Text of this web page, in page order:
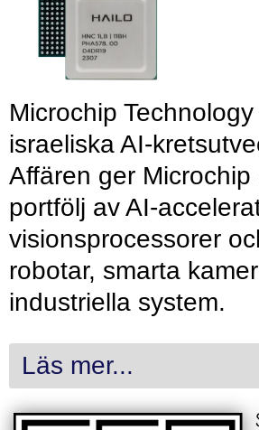
Microchip
israeliska AI-
Affären ger Microchip
portfölj av AI-
visionsprocessorer
robotar, smarta
industriella system.
Läs mer...